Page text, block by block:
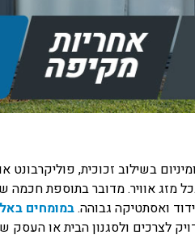
בשילוב זכוכית,
מזג אוויר. מדובר בתוספת חכמה
ואסתטיקה גבוהה.במומחים
לצרכים ולסגנון הבית או העסק